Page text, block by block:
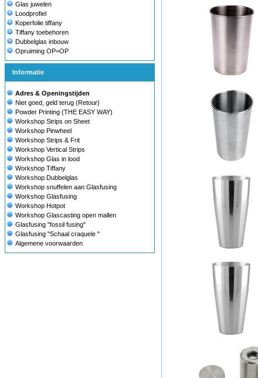
Glas juwelen
Loodprofiel
Koperfolie tiffany
Tiffany toebehoren
Dubbelglas inbouw
Opruiming OP=OP
Informatie
Adres & Openingstijden
Niet goed, geld terug (Retour)
Powder Printing (THE EASY WAY)
Workshop Strips on Sheet
Workshop Pinwheel
Workshop Strips & Frit
Workshop Vertical Strips
Workshop Glas in lood
Workshop Tiffany
Workshop Dubbelglas
Workshop snuffelen aan Glasfusing
Workshop Glasfusing
Workshop Hotpot
Workshop Glascasting open mallen
Glasfusing "fossil fusing"
Glasfusing "Schaal craquele "
Algemene voorwaarden